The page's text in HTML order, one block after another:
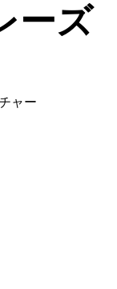
ー
ャー